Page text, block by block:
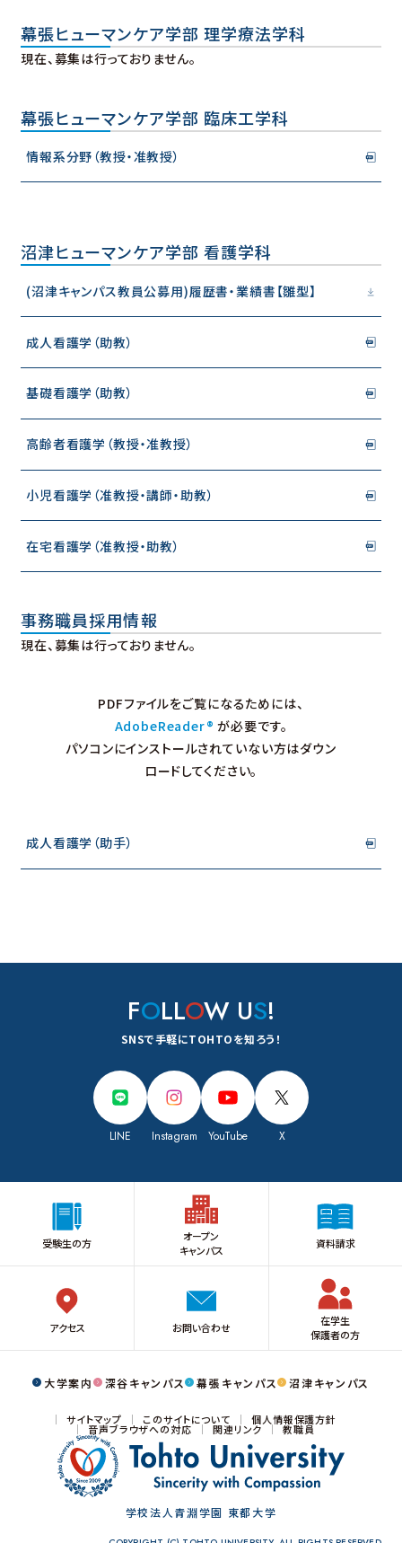
幕張ヒューマンケア学部 理学療法学科
現在、募集は行っておりません。
幕張ヒューマンケア学部 臨床工学科
情報系分野（教授・准教授）
沼津ヒューマンケア学部 看護学科
(沼津キャンパス教員公募用)履歴書・業績書【雛型】
成人看護学（助教）
基礎看護学（助教）
高齢者看護学（教授・准教授）
小児看護学（准教授・講師・助教）
在宅看護学（准教授・助教）
事務職員採用情報
現在、募集は行っておりません。
PDFファイルをご覧になるためには、
AdobeReader® が必要です。
パソコンにインストールされていない方はダウン
ロードしてください。
成人看護学（助手）
FOLLOW US!
SNSで手軽にTOHTOを知ろう！
LINE Instagram YouTube X
大学案内 深谷キャンパス 幕張キャンパス 沼津キャンパス
受験生の方
オープン
キャンパス
資料請求
アクセス お問い合わせ
在学生
保護者の方
学校法人青淵学園 東都大学
サイトマップ このサイトについて 個人情報保護方針
音声ブラウザへの対応 関連リンク 教職員